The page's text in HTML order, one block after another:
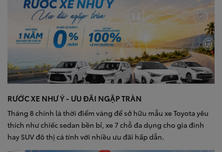
RƯỚC XE NHƯ Ý - ƯU ĐÃI NGẬP TRÀN
Tháng 8 chính là thời điểm vàng để sở hữu mẫu xe Toyota yêu
thích như chiếc sedan bền bỉ, xe 7 chỗ đa dụng cho gia đình
hay SUV đô thị cá tính với nhiều ưu đãi hấp dẫn.